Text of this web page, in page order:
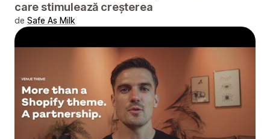
care stimulează creșterea
de Safe As Milk